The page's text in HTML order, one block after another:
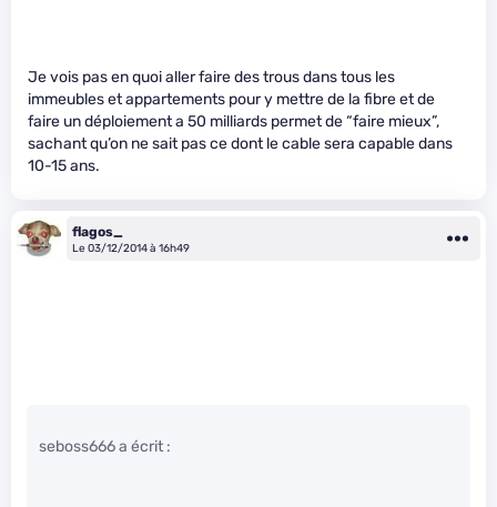
Je vois pas en quoi aller faire des trous dans tous les
immeubles et appartements pour y mettre de la fibre et de
faire un déploiement a 50 milliards permet de “faire mieux”,
sachant qu’on ne sait pas ce dont le cable sera capable dans
10-15 ans.
flagos_
Le 03/12/2014 à 16h49
seboss666 a écrit :